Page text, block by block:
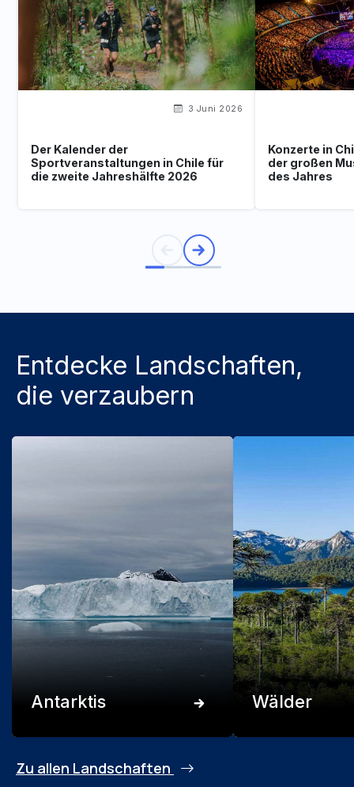
3 Juni 2026
Der Kalender der
Sportveranstaltungen in Chile für
die zweite Jahreshälfte 2026
Konzerte in
der großen
des Jahres
Entdecke Landschaften,
die verzaubern
Antarktis Wälder
Zu allen Landschaften